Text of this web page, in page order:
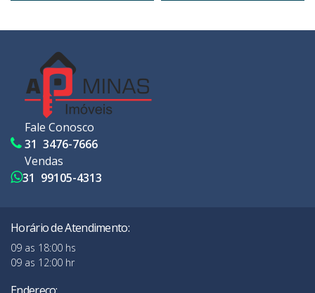
Fale Conosco
31 3476-7666
Vendas
31 99105-4313
Horário de Atendimento:
09 as 18:00 hs
09 as 12:00 hr